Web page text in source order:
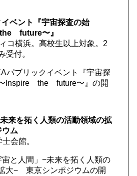
ベント『宇宙探査の始
future〜』
コ横浜。高校生以上対象。2
受付。
パブリックイベント『宇宙探
Inspire the future〜』の開
来を拓く人類の活動領域の拡
ウム
会館。
と人間」−未来を拓く人類の
大− 東京シンポジウムの開